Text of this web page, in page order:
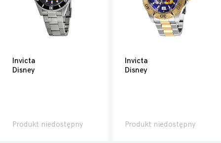
Invicta
Disney
Produkt niedostępny
Invicta
Disney
Produkt niedostępny